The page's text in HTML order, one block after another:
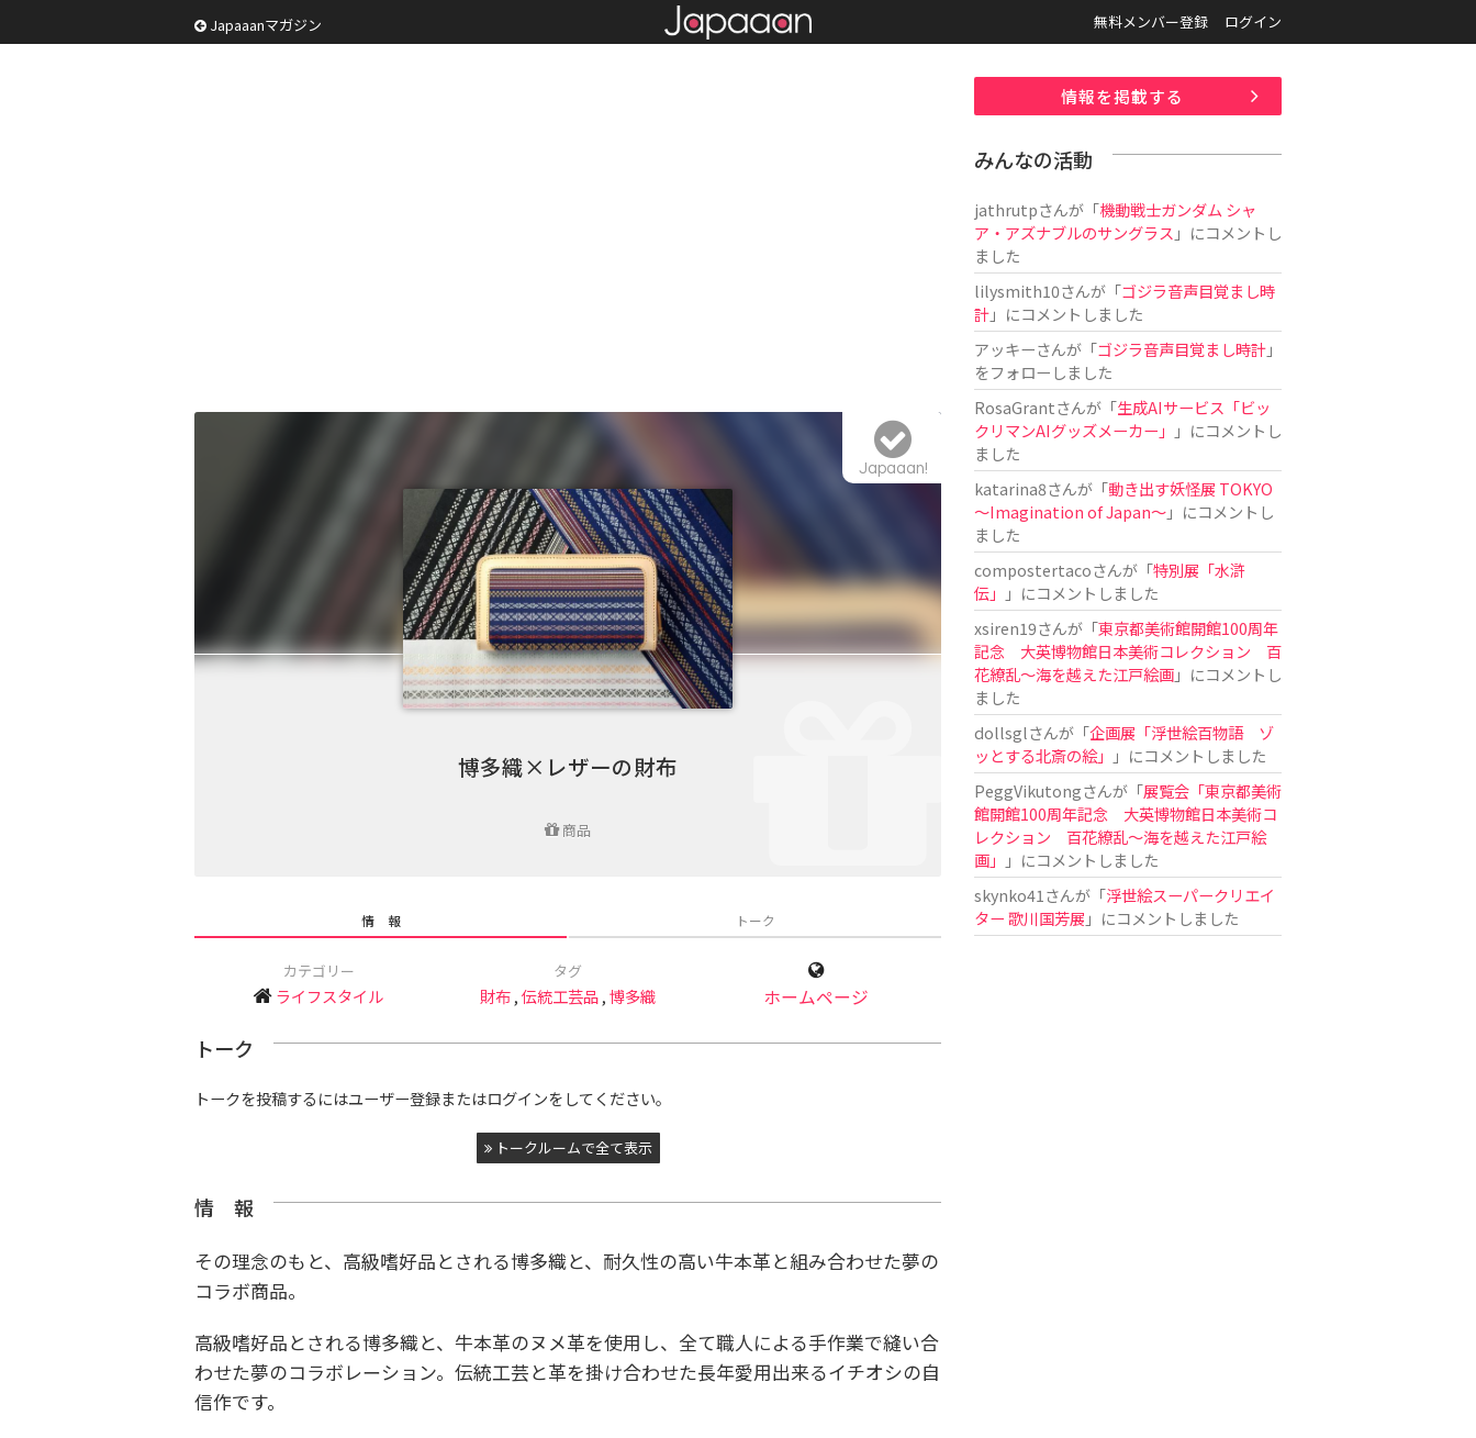
Japaaanマガジン 無料メンバー登録 ログイン
博多織×レザーの財布
商品
Japaaan!
情 報 トーク
カテゴリー
ライフスタイル
タグ
財布,伝統工芸品,博多織 ホームページ
トーク
トークを投稿するにはユーザー登録またはログインをしてください。
トークルームで全て表示
情 報
その理念のもと、高級嗜好品とされる博多織と、耐久性の高い牛本革と組み合わせた夢の
コラボ商品。
高級嗜好品とされる博多織と、牛本革のヌメ革を使用し、全て職人による手作業で縫い合
わせた夢のコラボレーション。伝統工芸と革を掛け合わせた長年愛用出来るイチオシの自
信作です。
情報を掲載する
みんなの活動
jathrutpさんが「機動戦士ガンダム シャ
ア・アズナブルのサングラス 」にコメントし
ました
lilysmith10さんが「ゴジラ音声目覚まし時
計」にコメントしました
アッキーさんが「ゴジラ音声目覚まし時計」
をフォローしました
RosaGrantさんが「生成AIサービス「ビッ
クリマンAIグッズメーカー」
」にコメントし
ました
katarina8さんが「動き出す妖怪展 TOKYO
〜Imagination of Japan〜」にコメントし
ました
compostertacoさんが「特別展「水滸
伝」
」にコメントしました
xsiren19さんが「東京都美術館開館100周年
記念 大英博物館日本美術コレクション 百
花繚乱～海を越えた江戸絵画」にコメントし
ました
dollsglさんが「企画展「浮世絵百物語 ゾ
ッとする北斎の絵」
」にコメントしました
PeggVikutongさんが「展覧会「東京都美術
館開館100周年記念 大英博物館日本美術コ
レクション 百花繚乱〜海を越えた江戸絵
画」
」にコメントしました
skynko41 さんが「浮世絵スーパークリエイ
ター 歌川国芳展 」にコメントしました